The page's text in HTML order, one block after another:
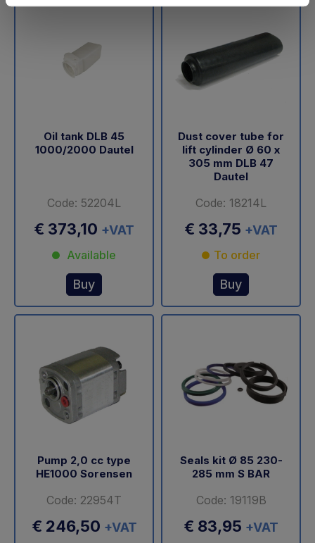
Oil tank DLB 45
1000/2000 Dautel
Code: 52204L
€ 373,10 +VAT
Available
Buy
Dust cover tube for
lift cylinder Ø 60 x
305 mm DLB 47
Dautel
Code: 18214L
€ 33,75 +VAT
To order
Buy
Pump 2,0 cc type
HE1000 Sorensen
Code: 22954T
€ 246,50 +VAT
Seals kit Ø 85 230-
285 mm S BAR
Code: 19119B
€ 83,95 +VAT